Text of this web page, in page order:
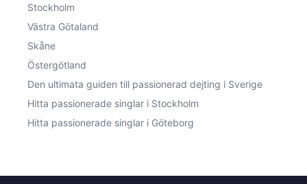
Stockholm
Västra Götaland
Skåne
Östergötland
Den ultimata guiden till passionerad dejting i Sverige
Hitta passionerade singlar i Stockholm
Hitta passionerade singlar i Göteborg